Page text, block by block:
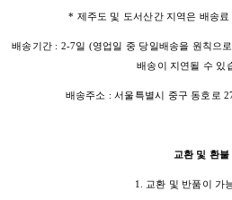
* 제주도 및 도서산간 지역은 배송료
배송기간 : 2-7일 (영업일 중 당일배송을 원칙으
배송이 지연될 수 있
배송주소 : 서울특별시 중구 동호로
교환 및 환불
1. 교환 및 반품이 가